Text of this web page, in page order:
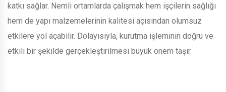
katkı sağlar. Nemli ortamlarda çalışmak hem işçilerin sağlığı
hem de yapı malzemelerinin kalitesi açısından olumsuz
etkilere yol açabilir. Dolayısıyla, kurutma işleminin doğru ve
etkili bir şekilde gerçekleştirilmesi büyük önem taşır.